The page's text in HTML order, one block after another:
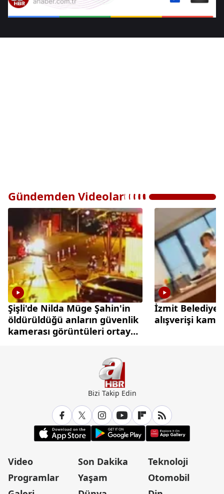
Gündemden Videolar
Şişli'de Nilda Müge Şahin'in
öldürüldüğü anların güvenlik
kamerası görüntüleri ortaya
İzmit
alışverişi
Bizi Takip Edin
Video
Programlar
Son Dakika
Yaşam
Teknoloji
Otomobil